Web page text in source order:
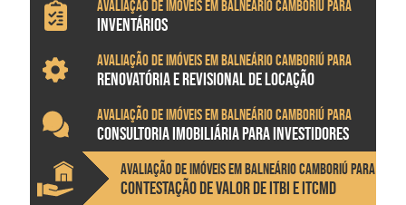
Avaliação de imóveis em Balneário Camboriú para
INVENTÁRIOS
Avaliação de imóveis em Balneário Camboriú para
RENOVATÓRIA E REVISIONAL DE LOCAÇÃO
Avaliação de imóveis em Balneário Camboriú para
CONSULTORIA IMOBILIÁRIA PARA INVESTIDORES
Avaliação de imóveis em Balneário Camboriú para
CONTESTAÇÃO DE VALOR DE ITBI E ITCMD